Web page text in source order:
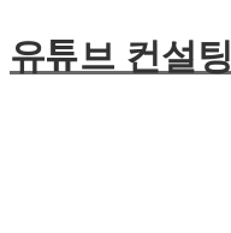
유튜브 컨설팅